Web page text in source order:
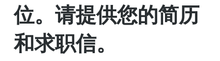
位。请提供您的简历
和求职信。